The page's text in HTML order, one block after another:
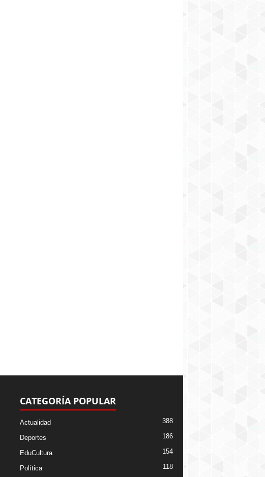
CATEGORÍA POPULAR
Actualidad 388
Deportes 186
EduCultura 154
Política 118